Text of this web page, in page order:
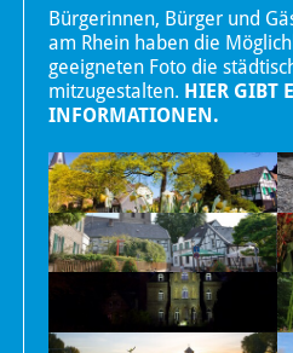
Bürgerinnen, Bürger und
am Rhein haben die
geeigneten Foto die
mitzugestalten. HIER GIBT
INFORMATIONEN.